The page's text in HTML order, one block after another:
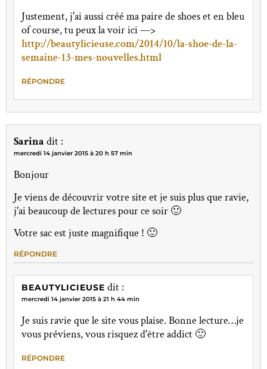
Justement, j'ai aussi créé ma paire de shoes et en bleu
of course, tu peux la voir ici —>
http://beautylicieuse.com/2014/10/la-shoe-de-la-
semaine-13-mes-nouvelles.html
RÉPONDRE
Sarina dit :
mercredi 14 janvier 2015 à 20 h 57 min
Bonjour
Je viens de découvrir votre site et je suis plus que ravie,
j'ai beaucoup de lectures pour ce soir 🙂
Votre sac est juste magnifique ! 🙂
RÉPONDRE
BEAUTYLICIEUSE dit :
mercredi 14 janvier 2015 à 21 h 44 min
Je suis ravie que le site vous plaise. Bonne lecture…je
vous préviens, vous risquez d'être addict 🙂
RÉPONDRE